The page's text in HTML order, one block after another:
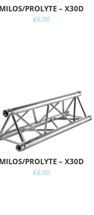
MILOS/PROLYTE – X30D
€6,00
MILOS/PROLYTE – X30D
€6,00